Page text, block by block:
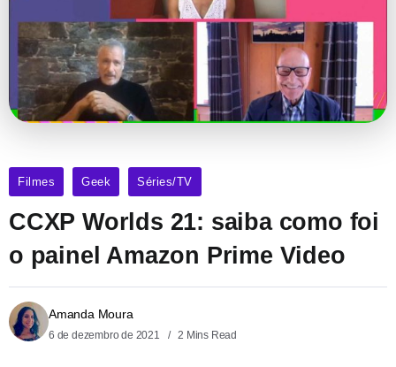
Filmes Geek Séries/TV
CCXP Worlds 21: saiba como foi
o painel Amazon Prime Video
Amanda Moura
6 de dezembro de 2021 2 Mins Read